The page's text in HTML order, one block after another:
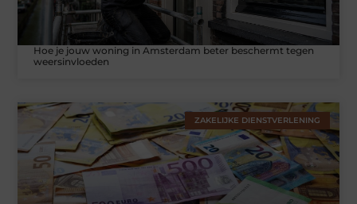
Hoe je jouw woning in Amsterdam beter beschermt tegen
weersinvloeden
ZAKELIJKE DIENSTVERLENING